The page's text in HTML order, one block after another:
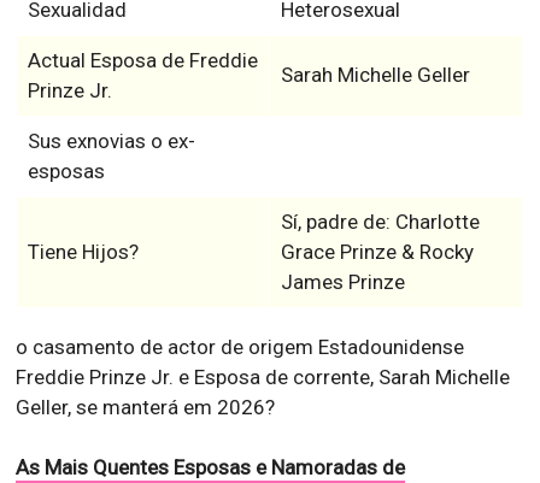
Sexualidad Heterosexual
Actual Esposa de Freddie
Prinze Jr.
Sarah Michelle Geller
Sus exnovias o ex-
esposas
Tiene Hijos?
Sí, padre de: Charlotte
Grace Prinze & Rocky
James Prinze
o casamento de actor de origem Estadounidense
Freddie Prinze Jr. e Esposa de corrente, Sarah Michelle
Geller, se manterá em 2026?
As Mais Quentes Esposas e Namoradas de